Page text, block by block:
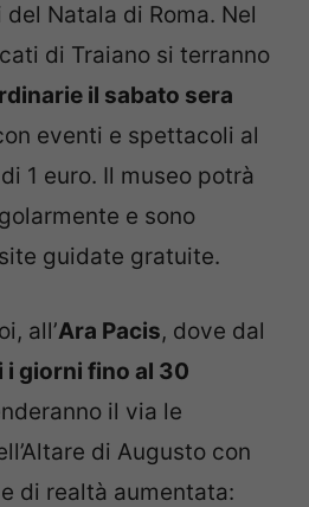
Natala di Roma. Nel
di Traiano si terranno
il sabato sera
eventi e spettacoli al
1 euro. Il museo potrà
e sono
guidate gratuite.
all’Ara Pacis, dove dal
i giorni fino al 30
il via le
di Augusto con
di realtà aumentata: